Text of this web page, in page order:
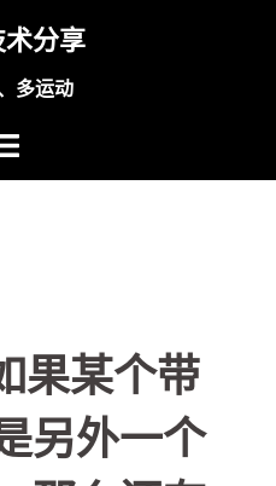
分享
多运动
果某个带
另外一个